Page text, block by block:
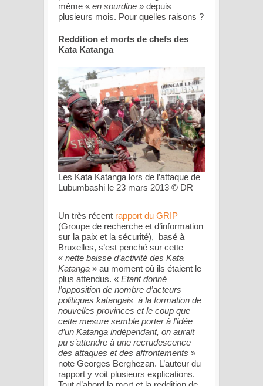
même « en sourdine » depuis
plusieurs mois. Pour quelles raisons ?
Reddition et morts de chefs des
Kata Katanga
Les Kata Katanga lors de l’attaque de
Lubumbashi le 23 mars 2013 © DR
Un très récent rapport du GRIP
(Groupe de recherche et d’information
sur la paix et la sécurité), basé à
Bruxelles, s’est penché sur cette
« nette baisse d’activité des Kata
Katanga » au moment où ils étaient le
plus attendus. « Etant donné
l’opposition de nombre d’acteurs
politiques katangais à la formation de
nouvelles provinces et le coup que
cette mesure semble porter à l’idée
d’un Katanga indépendant, on aurait
pu s’attendre à une recrudescence
des attaques et des affrontements »
note Georges Berghezan. L’auteur du
rapport y voit plusieurs explications.